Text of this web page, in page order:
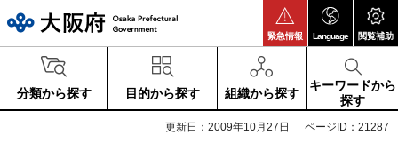
緊急情報 Language 閲覧補助
分類から探す 目的から探す 組織から探す
キーワードから
探す
更新日：2009年10月27日 ページID：21287